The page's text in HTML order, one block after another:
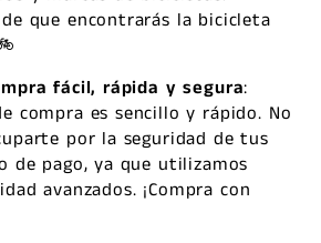
de que encontrarás la bicicleta
fácil, rápida y segura:
compra es sencillo y rápido. No
por la seguridad de tus
de pago, ya que utilizamos
avanzados. ¡Compra con